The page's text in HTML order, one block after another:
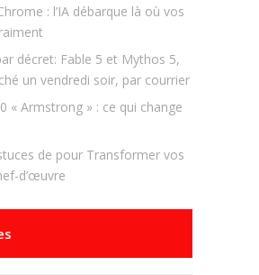
: l’IA débarque là où vos
décret: Fable 5 et Mythos 5,
un vendredi soir, par courrier
« Armstrong » : ce qui change
de pour Transformer vos
d’œuvre